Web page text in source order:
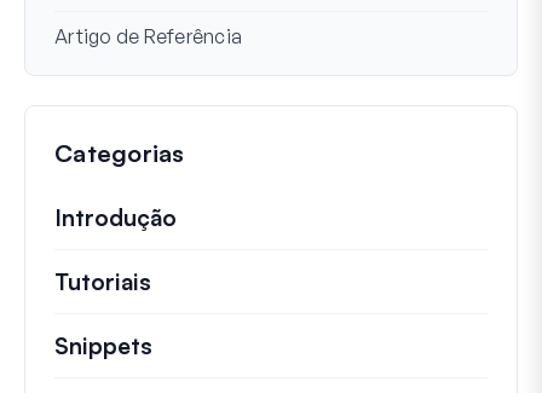
Artigo de Referência
Categorias
Introdução
Tutoriais
Snippets